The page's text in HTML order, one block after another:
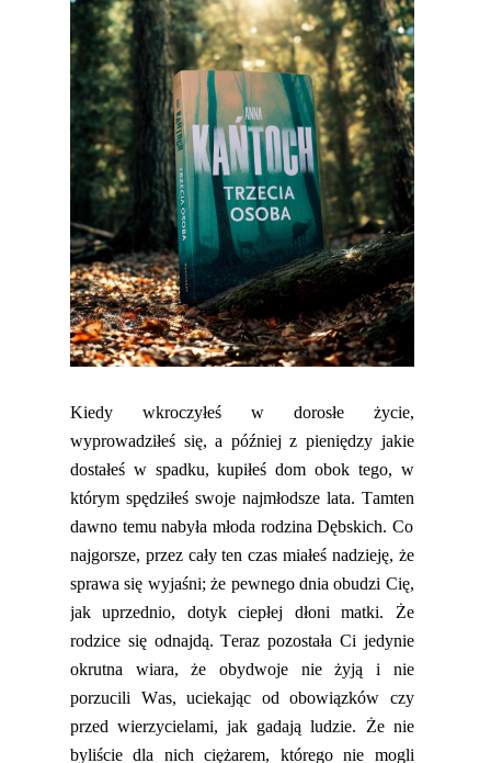
Kiedy wkroczyłeś w dorosłe życie,
wyprowadziłeś się, a później z pieniędzy jakie
dostałeś w spadku, kupiłeś dom obok tego, w
którym spędziłeś swoje najmłodsze lata. Tamten
dawno temu nabyła młoda rodzina Dębskich. Co
najgorsze, przez cały ten czas miałeś nadzieję, że
sprawa się wyjaśni; że pewnego dnia obudzi Cię,
jak uprzednio, dotyk ciepłej dłoni matki. Że
rodzice się odnajdą. Teraz pozostała Ci jedynie
okrutna wiara, że obydwoje nie żyją i nie
porzucili Was, uciekając od obowiązków czy
przed wierzycielami, jak gadają ludzie. Że nie
byliście dla nich ciężarem, którego nie mogli